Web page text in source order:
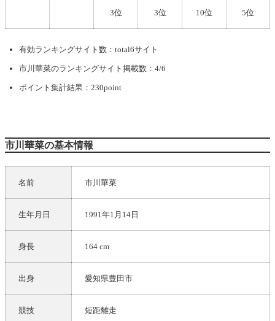
3位 3位 10位 5位
有効ランキングサイト数：total6サイト
市川華菜のランキングサイト掲載数：4/6
ポイント集計結果：230point
市川華菜の基本情報
名前 市川華菜
生年月日 1991年1月14日
身長 164 cm
出身 愛知県豊田市
競技 短距離走